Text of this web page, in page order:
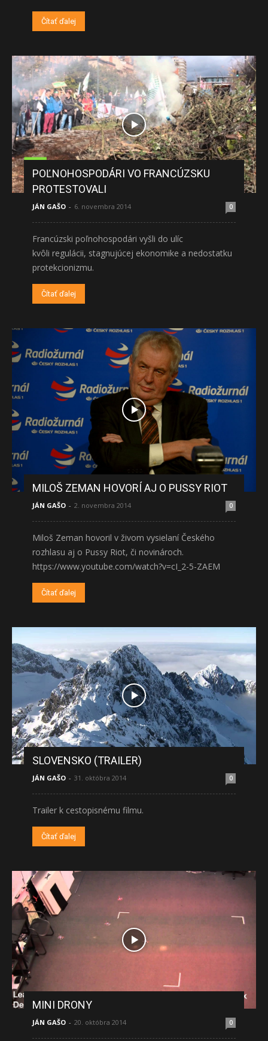
Čítať ďalej
POĽNOHOSPODÁRI VO FRANCÚZSKU
PROTESTOVALI
JÁN GAŠO - 6. novembra 2014 0
Francúzski poľnohospodári vyšli do ulíc
kvôli regulácii, stagnujúcej ekonomike a nedostatku
protekcionizmu.
Čítať ďalej
MILOŠ ZEMAN HOVORÍ AJ O PUSSY RIOT
JÁN GAŠO - 2. novembra 2014 0
Miloš Zeman hovoril v živom vysielaní Českého
rozhlasu aj o Pussy Riot, či novinároch.
https://www.youtube.com/watch?v=cI_2-5-ZAEM
Čítať ďalej
SLOVENSKO (TRAILER)
JÁN GAŠO - 31. októbra 2014 0
Trailer k cestopisnému filmu.
Čítať ďalej
MINI DRONY
JÁN GAŠO - 20. októbra 2014 0